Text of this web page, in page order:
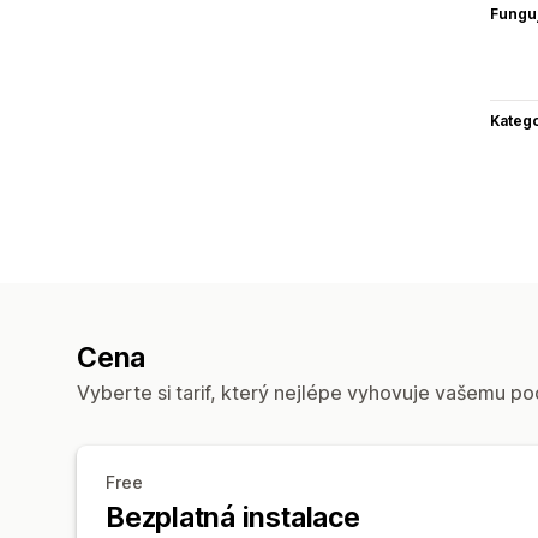
Cena
Vyberte si tarif, který nejlépe vyhovuje vašemu
Free
Bezplatná instalace